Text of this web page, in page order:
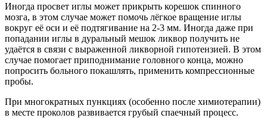
Иногда просвет иглы может прикрыть корешок спинного
мозга, в этом случае может помочь лёгкое вращение иглы
вокруг её оси и её подтягивание на 2-3 мм. Иногда даже при
попадании иглы в дуральный мешок ликвор получить не
удаётся в связи с выраженной ликворной гипотензией. В этом
случае помогает приподнимание головного конца, можно
попросить больного покашлять, применить компрессионные
пробы.
При многократных пункциях (особенно после химиотерапии)
в месте проколов развивается грубый спаечный процесс.